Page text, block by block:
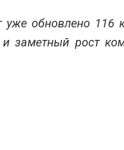
обновлено 116
заметный рост